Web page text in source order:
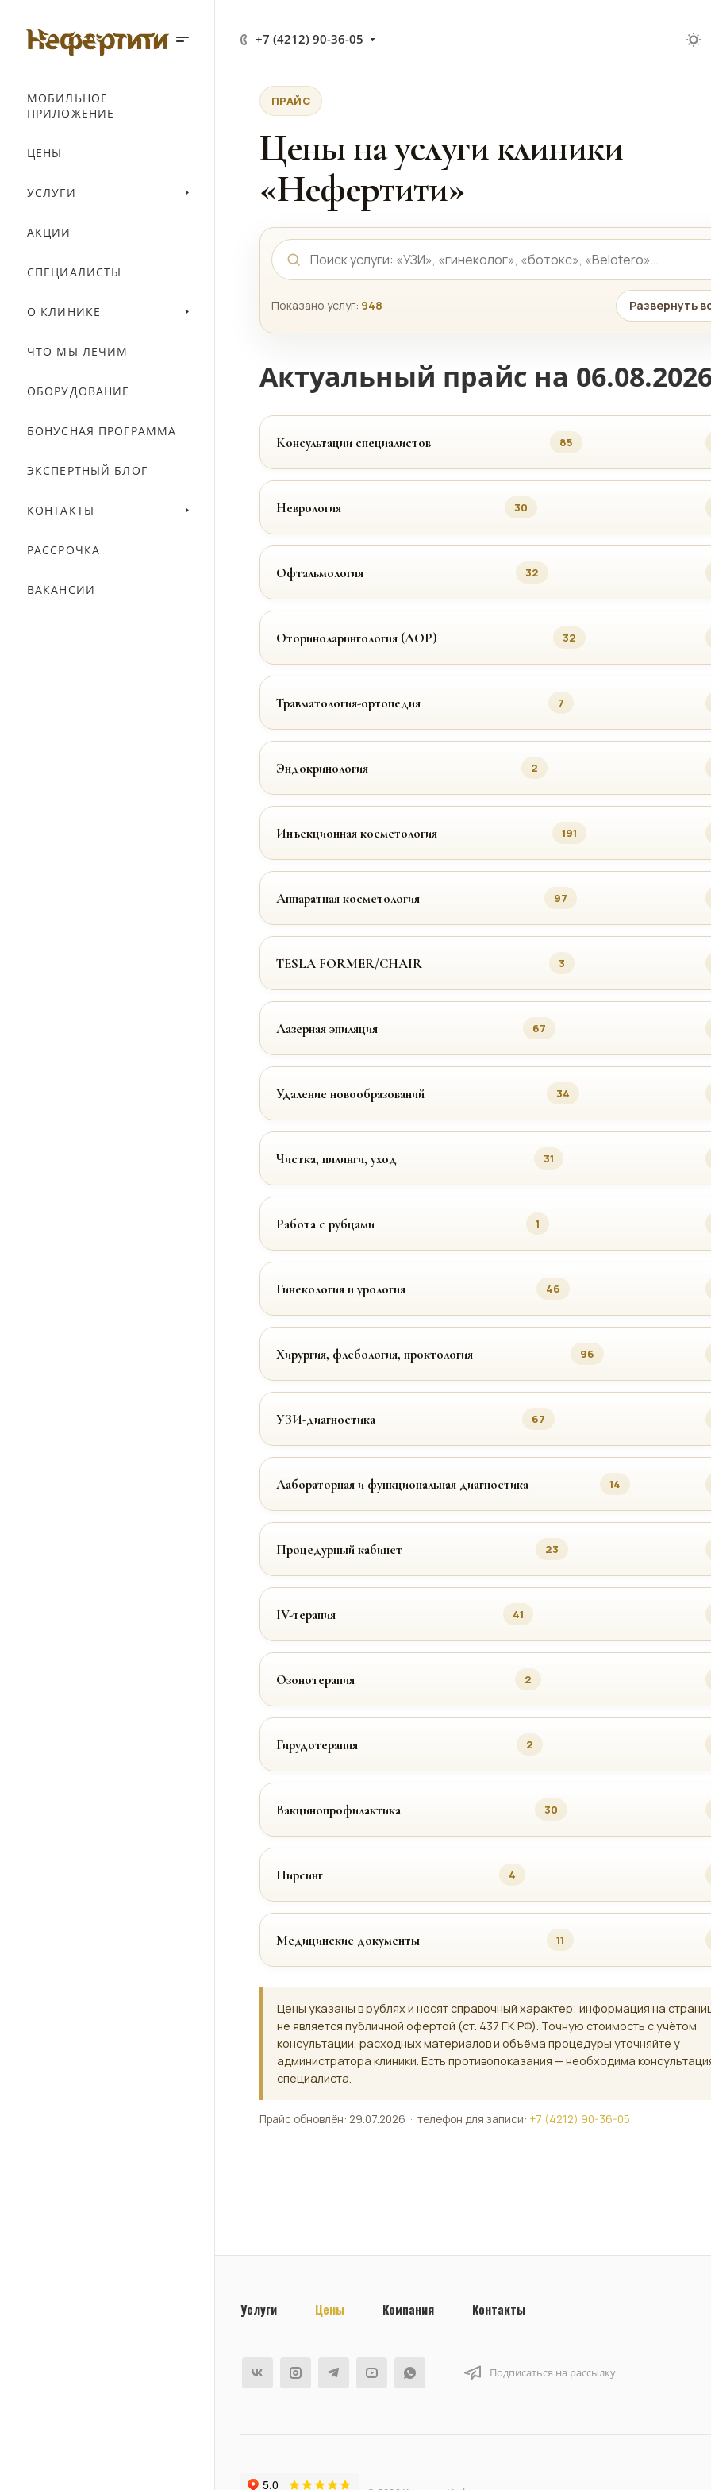
+7 (4212) 90-36-05
МОБИЛЬНОЕ
ПРИЛОЖЕНИЕ
ЦЕНЫ
УСЛУГИ
АКЦИИ
СПЕЦИАЛИСТЫ
О КЛИНИКЕ
ЧТО МЫ ЛЕЧИМ
ОБОРУДОВАНИЕ
БОНУСНАЯ ПРОГРАММА
ЭКСПЕРТНЫЙ БЛОГ
КОНТАКТЫ
РАССРОЧКА
ВАКАНСИИ
ПРАЙС
Цены на услуги клиники
«Нефертити»
Показано услуг: 948 Развернуть
Актуальный прайс на
Консультации специалистов 85
Неврология 30
Офтальмология 32
Оториноларингология (ЛОР) 32
Травматология-ортопедия 7
Эндокринология 2
Инъекционная косметология 191
Аппаратная косметология 97
TESLA FORMER/CHAIR 3
Лазерная эпиляция 67
Удаление новообразований 34
Чистка, пилинги, уход 31
Работа с рубцами 1
Гинекология и урология 46
Хирургия, флебология, проктология 96
УЗИ-диагностика 67
Лабораторная и функциональная диагностика 14
Процедурный кабинет 23
IV-терапия 41
Озонотерапия 2
Гирудотерапия 2
Вакцинопрофилактика 30
Пирсинг 4
Медицинские документы 11
Цены указаны в рублях и носят справочный характер; информация на
не является публичной офертой (ст. 437 ГК РФ). Точную стоимость с учётом
консультации, расходных материалов и объёма процедуры уточняйте у
администратора клиники. Есть противопоказания — необходима
специалиста.
Прайс обновлён: 29.07.2026 · телефон для записи: +7 (4212) 90-36-05
Услуги Цены Компания Контакты
Подписаться на рассылку